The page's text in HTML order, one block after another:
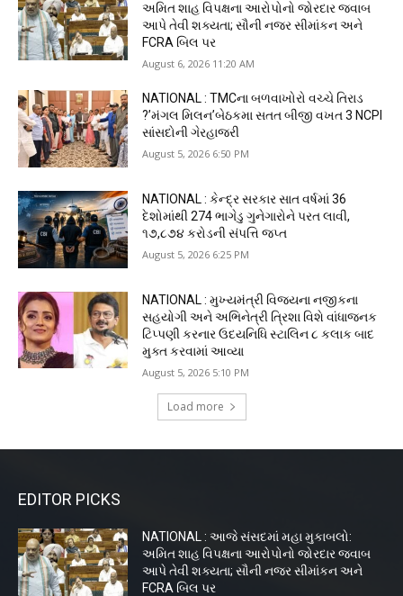
અમિત શાહ વિપક્ષના આરોપોનો જોરદાર જવાબ
આપે તેવી શક્યતા; સૌની નજર સીમાંકન અને
FCRA બિલ પર
August 6, 2026 11:20 AM
NATIONAL : TMCના બળવાખોરો વચ્ચે તિરાડ
?’મંગલ મિલન’બેઠકમા સતત બીજી વખત 3 NCPI
સાંસદોની ગેરહાજરી
August 5, 2026 6:50 PM
NATIONAL : કેન્દ્ર સરકાર સાત વર્ષમાં 36
દેશોમાંથી 274 ભાગેડુ ગુનેગારોને પરત લાવી,
₹૧૭,૮૭૪ કરોડની સંપત્તિ જપ્ત
August 5, 2026 6:25 PM
NATIONAL : મુખ્યમંત્રી વિજયના નજીકના
સહયોગી અને અભિનેત્રી ત્રિશા વિશે વાંધાજનક
ટિપ્પણી કરનાર ઉદયનિધિ સ્ટાલિન ૮ કલાક બાદ
મુક્ત કરવામાં આવ્યા
August 5, 2026 5:10 PM
Load more
EDITOR PICKS
NATIONAL : આજે સંસદમાં મહા મુકાબલો:
અમિત શાહ વિપક્ષના આરોપોનો જોરદાર જવાબ
આપે તેવી શક્યતા; સૌની નજર સીમાંકન અને
FCRA બિલ પર